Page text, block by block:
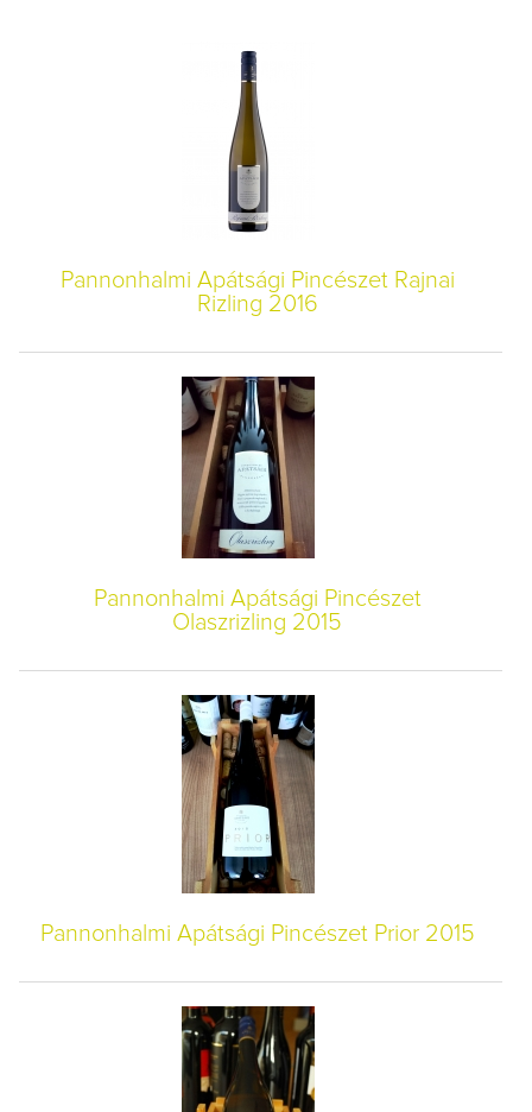
Pannonhalmi Apátsági Pincészet Rajnai
Rizling 2016
Pannonhalmi Apátsági Pincészet
Olaszrizling 2015
Pannonhalmi Apátsági Pincészet Prior 2015